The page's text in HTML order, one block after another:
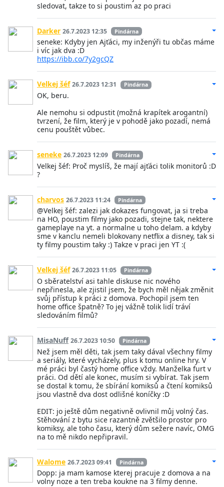
sledovat, takze to si poustim az po praci
Darker 26.7.2023 12:35 Pindárna
seneke: Kdyby jen Ajťáci, my inženýři tu občas máme
i víc jak dva :D
https://ibb.co/7y2gcQZ
Velkej šéf 26.7.2023 12:31 Pindárna
OK, beru.
Ale nemohu si odpustit (možná krapítek arogantní)
tvrzení, že film, který je v pohodě jako pozadí, nemá
cenu pouštět vůbec.
seneke 26.7.2023 12:09 Pindárna
Velkej šéf: Proč myslíš, že mají ajťáci tolik monitorů :D
?
charvos 26.7.2023 11:24 Pindárna
@Velkej šéf: zalezi jak dokazes fungovat, ja si treba
na HO, poustim filmy jako pozadi, stejne tak, nektere
gameplaye na yt. a normalne u toho delam. a kdyby
sme v kanclu nemeli blokovany netflix a disney, tak si
ty filmy poustim taky :) Takze v praci jen YT :(
Velkej šéf 26.7.2023 11:05 Pindárna
O sběratelství asi tahle diskuse nic nového
nepřinesla, ale zjistil jsem, že bych měl nějak změnit
svůj přístup k práci z domova. Pochopil jsem ten
home office špatně? To jej vážně tolik lidí tráví
sledováním filmů?
MisaNuff 26.7.2023 10:50 Pindárna
Než jsem měl děti, tak jsem taky dával všechny filmy
a seriály, které vycházely, plus k tomu online hry. V
mé práci byl častý home office vždy. Manželka furt v
práci. Od dětí ale konec, musím si vybírat. Tak jsem
se dostal k tomu, že sbírání komiksů a čtení komiksů
jsou vlastně dva dost odlišné koníčky :D
EDIT: jo ještě dům negativně ovlivnil můj volný čas.
Stěhování z bytu sice razantně zvětšilo prostor pro
komiksy, ale toho času, který dům sežere navíc, OMG
na to mě nikdo nepřipravil.
Walome 26.7.2023 09:41 Pindárna
Dopp: ja mam kamose kterej pracuje z domova a na
volny noze a ten treba koukne na 3 filmy denne.